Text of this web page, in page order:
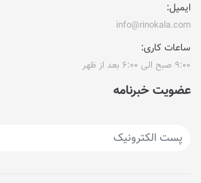
ایمیل:
info@rinokala.com
ساعات کاری:
۹:۰۰ صبح الی ۶:۰۰ بعد از ظهر
عضویت خبرنامه